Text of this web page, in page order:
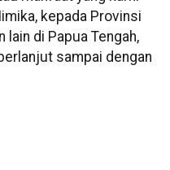
kepada Provinsi
lain di Papua Tengah,
sampai dengan